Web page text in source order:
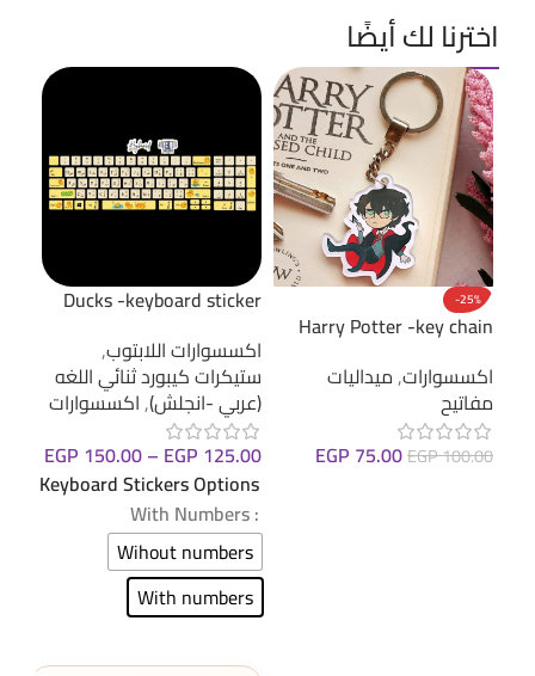
اخترنا لك أيضًا
-25%
Harry Potter -key chain
اكسسوارات,ميداليات
مفاتيح
EGP100.00
EGP 75.00
Ducks -keyboard sticker
اكسسوارات اللابتوب,
ستيكرات كيبورد ثنائي اللغه
(عربي -انجلش),اكسسوارات
EGP 125.00
–
EGP 150.00
Keyboard Stickers Options
: With Numbers
Wihout numbers
With numbers